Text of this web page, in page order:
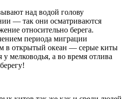
над водой голову
— так они осматриваются
относительно берега.
периода миграции
в открытый океан — серые киты
мелководья, а во время отлива